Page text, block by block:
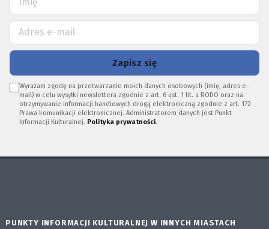
Zapisz się
Wyrażam zgodę na przetwarzanie moich danych osobowych (imię, adres e-
mail) w celu wysyłki newslettera zgodnie z art. 6 ust. 1 lit. a RODO oraz na
otrzymywanie informacji handlowych drogą elektroniczną zgodnie z art. 172
Prawa komunikacji elektronicznej. Administratorem danych jest Punkt
Informacji Kulturalnej. Polityka prywatności.
PUNKTY INFORMACJI KULTURALNEJ W INNYCH MIASTACH